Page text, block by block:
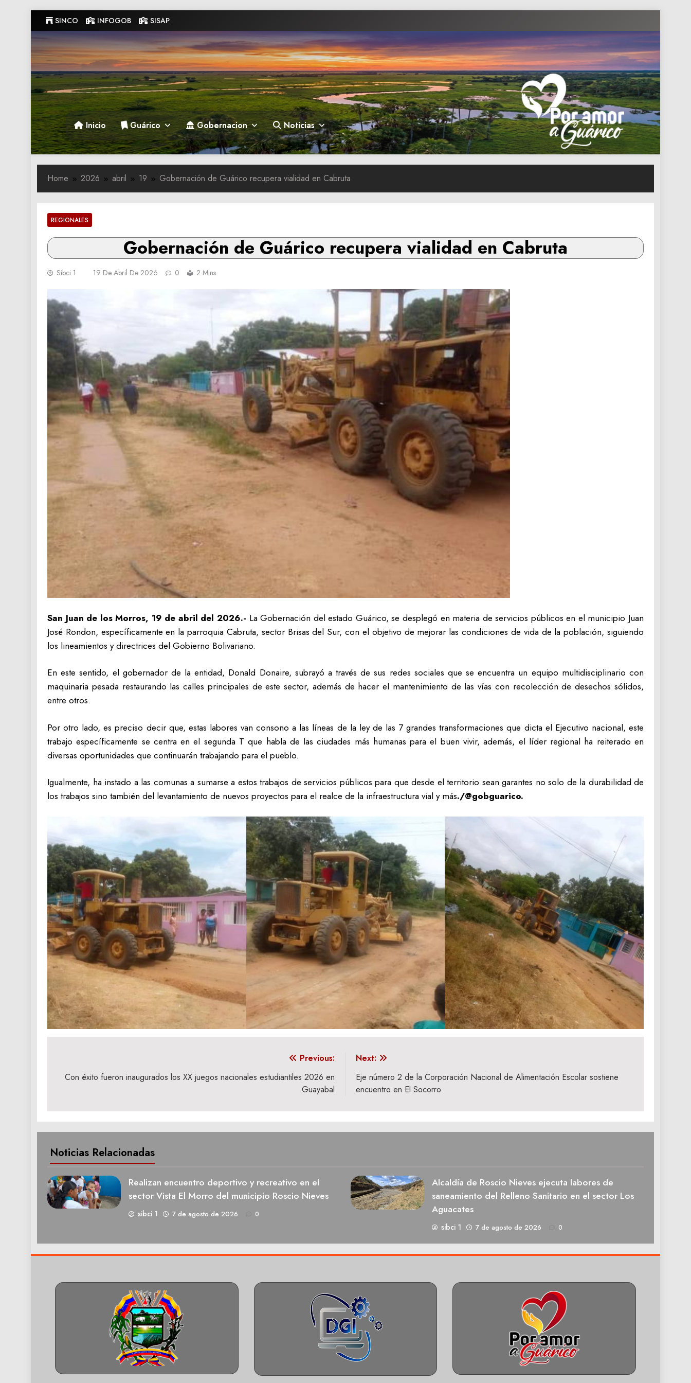
to
content
SINCO INFOGOB SISAP
Gobernacion de Guarico
Gobernacion de Guarico
Inicio Guárico Gobernacion Noticias
Home 2026 abril 19 Gobernación de Guárico recupera vialidad en Cabruta
REGIONALES
Gobernación de Guárico recupera vialidad en Cabruta
Sibci 1 19 De Abril De 2026 0 2 Mins
San Juan de los Morros, 19 de abril del 2026.- La Gobernación del estado Guárico, se desplegó en materia de servicios públicos en el municipio Juan
José Rondon, específicamente en la parroquia Cabruta, sector Brisas del Sur, con el objetivo de mejorar las condiciones de vida de la población, siguiendo
los lineamientos y directrices del Gobierno Bolivariano.
En este sentido, el gobernador de la entidad, Donald Donaire, subrayó a través de sus redes sociales que se encuentra un equipo multidisciplinario con
maquinaria pesada restaurando las calles principales de este sector, además de hacer el mantenimiento de las vías con recolección de desechos sólidos,
entre otros.
Por otro lado, es preciso decir que, estas labores van consono a las líneas de la ley de las 7 grandes transformaciones que dicta el Ejecutivo nacional, este
trabajo específicamente se centra en el segunda T que habla de las ciudades más humanas para el buen vivir, además, el líder regional ha reiterado en
diversas oportunidades que continuarán trabajando para el pueblo.
Igualmente, ha instado a las comunas a sumarse a estos trabajos de servicios públicos para que desde el territorio sean garantes no solo de la durabilidad de
los trabajos sino también del levantamiento de nuevos proyectos para el realce de la infraestructura vial y más./@gobguarico.
de
Previous:
Con éxito fueron inaugurados los XX juegos nacionales estudiantiles 2026 en
Guayabal
Next:
Eje número 2 de la Corporación Nacional de Alimentación Escolar sostiene
encuentro en El Socorro
Noticias Relacionadas
Realizan encuentro deportivo y recreativo en el
sector Vista El Morro del municipio Roscio Nieves
sibci 1 7 de agosto de 2026 0
Alcaldía de Roscio Nieves ejecuta labores de
saneamiento del Relleno Sanitario en el sector Los
Aguacates
sibci 1 7 de agosto de 2026 0